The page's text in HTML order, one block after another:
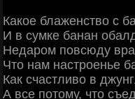
Какое блаженство с
И в сумке банан
Недаром повсюду
Что нам настроенье
Как счастливо в
А все потому, что